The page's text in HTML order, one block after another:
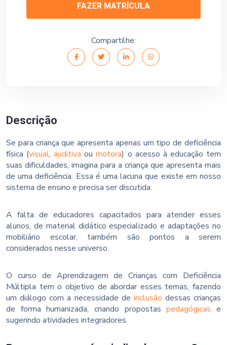
Descrição
Se para criança que apresenta apenas um tipo de deficiência
física (visual,auditiva oumotora) o acesso à educação tem
suas dificuldades, imagina para a criança que apresenta mais
de uma deficiência. Essa é uma lacuna que existe em nosso
sistema de ensino e precisa ser discutida.
A falta de educadores capacitados para atender esses
alunos, de material didático especializado e adaptações no
mobiliário escolar, também são pontos a serem
considerados nesse universo.
O curso de Aprendizagem de Crianças com Deficiência
Múltipla tem o objetivo de abordar esses temas, fazendo
um diálogo com a necessidade de inclusão dessas crianças
de forma humanizada, criando propostaspedagógicas e
sugerindo atividades integradores.
FAZER MATRÍCULA
Compartilhe: